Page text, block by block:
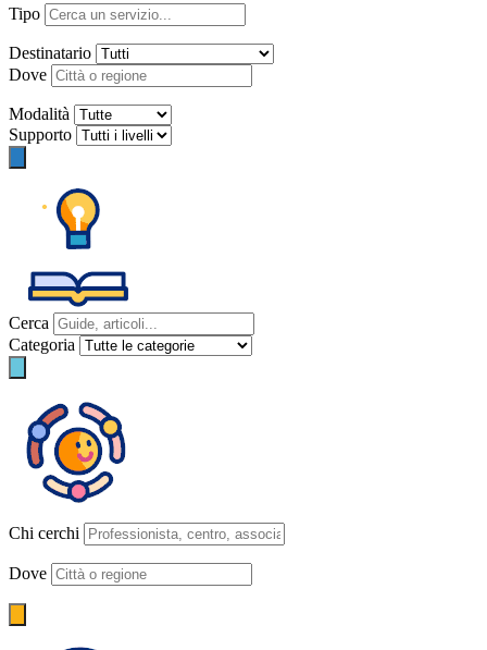
Tipo
Destinatario
Dove
Modalità
Supporto
Cerca
Categoria
Chi cerchi
Dove